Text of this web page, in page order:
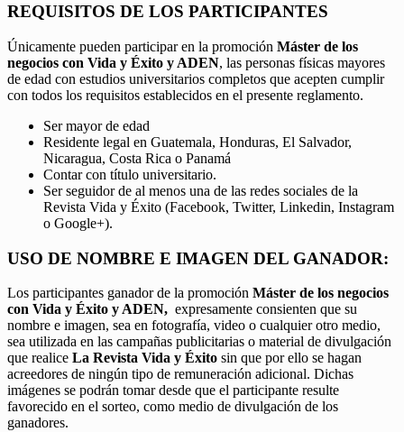
REQUISITOS DE LOS PARTICIPANTES
Únicamente pueden participar en la promoción Máster de los
negocios con Vida y Éxito y ADEN, las personas físicas mayores
de edad con estudios universitarios completos que acepten cumplir
con todos los requisitos establecidos en el presente reglamento.
Ser mayor de edad
Residente legal en Guatemala, Honduras, El Salvador,
Nicaragua, Costa Rica o Panamá
Contar con título universitario.
Ser seguidor de al menos una de las redes sociales de la
Revista Vida y Éxito (Facebook, Twitter, Linkedin, Instagram
o Google+).
USO DE NOMBRE E IMAGEN DEL GANADOR:
Los participantes ganador de la promoción Máster de los negocios
con Vida y Éxito y ADEN, expresamente consienten que su
nombre e imagen, sea en fotografía, video o cualquier otro medio,
sea utilizada en las campañas publicitarias o material de divulgación
que realice La Revista Vida y Éxito sin que por ello se hagan
acreedores de ningún tipo de remuneración adicional. Dichas
imágenes se podrán tomar desde que el participante resulte
favorecido en el sorteo, como medio de divulgación de los
ganadores.